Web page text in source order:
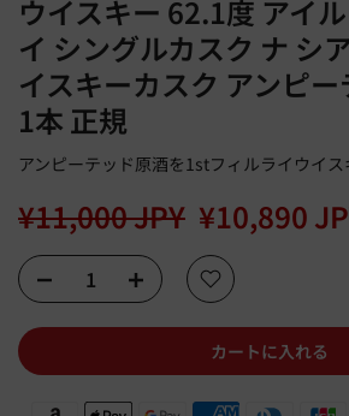
ウイスキー 62.1度 アイ
イ シングルカスク ナ シ
イスキーカスク アンピ
1本 正規
アンピーテッド原酒を1stフィルライウイ
¥11,000 JPY ¥10,890
カートに入れる